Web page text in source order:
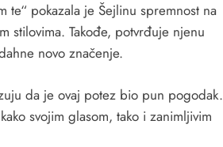
te“ pokazala je Šejlinu spremnost na
stilovima. Takođe, potvrđuje njenu
novo značenje.
da je ovaj potez bio pun pogodak.
svojim glasom, tako i zanimljivim